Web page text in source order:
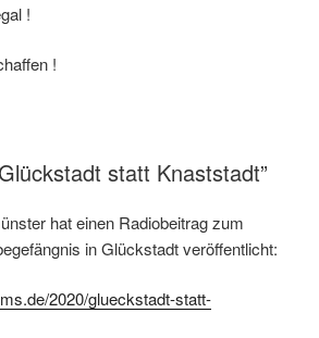
!
!
statt Knaststadt”
hat einen Radiobeitrag zum
in Glückstadt veröffentlicht:
2020/glueckstadt-statt-